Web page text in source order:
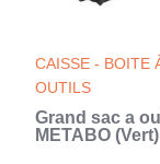
CAISSE - BOITE
OUTILS
Grand sac a
METABO (Vert)